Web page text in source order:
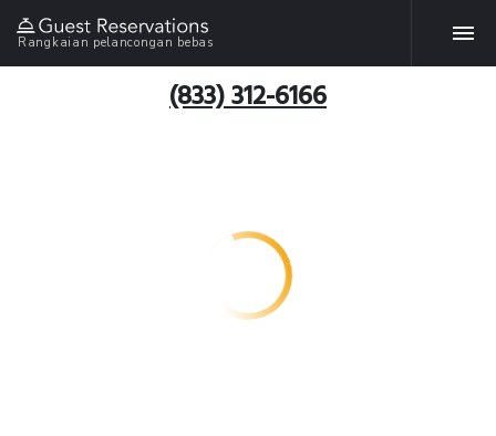
Rangkaian pelancongan bebas
(833) 312-6166